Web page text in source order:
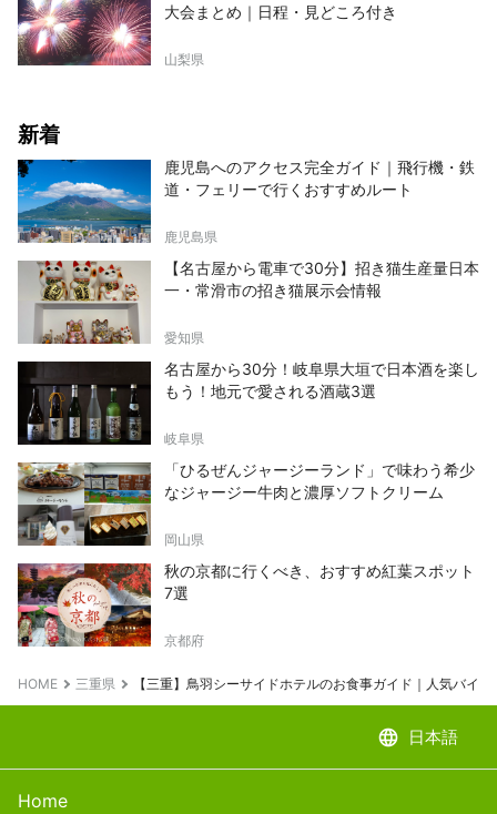
大会まとめ｜日程・見どころ付き
山梨県
新着
鹿児島へのアクセス完全ガイド｜飛行機・鉄
道・フェリーで行くおすすめルート
鹿児島県
【名古屋から電車で30分】招き猫生産量日本
一・常滑市の招き猫展示会情報
愛知県
名古屋から30分！岐阜県大垣で日本酒を楽し
もう！地元で愛される酒蔵3選
岐阜県
「ひるぜんジャージーランド」で味わう希少
なジャージー牛肉と濃厚ソフトクリーム
岡山県
秋の京都に行くべき、おすすめ紅葉スポット
7選
京都府
HOME 三重県 【三重】鳥羽シーサイドホテルのお食事ガイド｜人気バイ
language 日本語
Home